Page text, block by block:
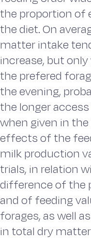
the proportion of
the diet. On
matter intake
increase, but only
the prefered
the evening,
the longer
when given in
effects of the
milk production
trials, in relation
difference of the
and of feeding
forages, as well
in total dry